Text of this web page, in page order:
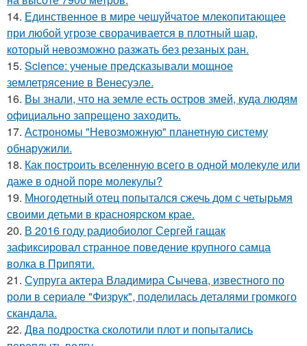
14. Единственное в мире чешуйчатое млекопитающее
при любой угрозе сворачивается в плотный шар,
который невозможно разжать без резаных ран.
15. Science: ученые предсказывали мощное
землетрясение в Венесуэле.
16. Вы знали, что на земле есть остров змей, куда людям
официально запрещено заходить.
17. Астрономы "Невозможную" планетную систему
обнаружили.
18. Как построить вселенную всего в одной молекуле или
даже в одной поре молекулы?
19. Многодетный отец попытался сжечь дом с четырьмя
своими детьми в красноярском крае.
20. В 2016 году радиобиолог Сергей гащак
зафиксировал странное поведение крупного самца
волка в Припяти.
21. Супруга актера Владимира Сычева, известного по
роли в сериале "Физрук", поделилась деталями громкого
скандала.
22. Два подростка сколотили плот и попытались